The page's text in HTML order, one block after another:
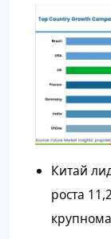
Китай
роста